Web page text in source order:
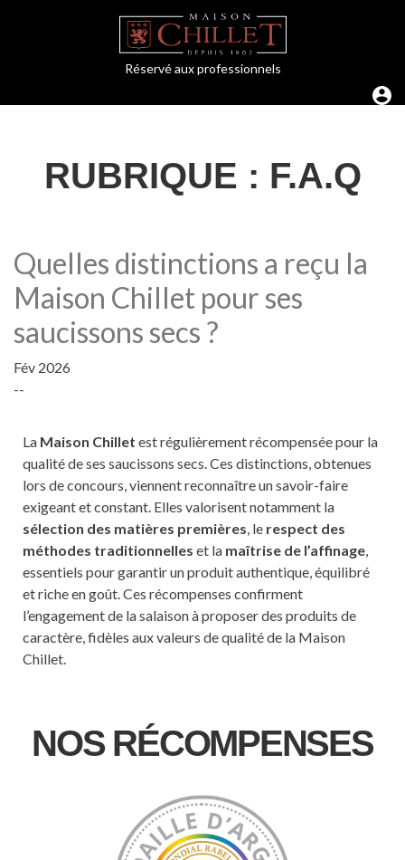
Réservé aux professionnels
RUBRIQUE : F.A.Q
Quelles distinctions a reçu la
Maison Chillet pour ses
saucissons secs ?
Fév 2026
--
La Maison Chillet est régulièrement récompensée pour la
qualité de ses saucissons secs. Ces distinctions, obtenues
lors de concours, viennent reconnaître un savoir-faire
exigeant et constant. Elles valorisent notamment la
sélection des matières premières, le respect des
méthodes traditionnelles et la maîtrise de l’affinage,
essentiels pour garantir un produit authentique, équilibré
et riche en goût. Ces récompenses confirment
l’engagement de la salaison à proposer des produits de
caractère, fidèles aux valeurs de qualité de la Maison
Chillet.
NOS RÉCOMPENSES